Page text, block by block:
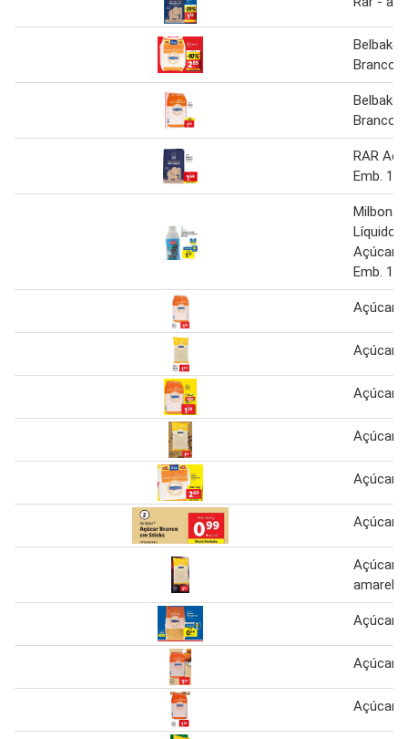
Branco
Belbake
Branco
RAR
Emb. 1
Milbona
Líquido
Açúcar
Emb. 1kg
Açúcar
Açúcar
Açúcar
Açúcar
Açúcar
Açúcar
Açúcar
amarelo
Açúcar
Açúcar
Açúcar